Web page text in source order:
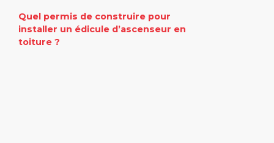
Quel permis de construire pour
installer un édicule d’ascenseur en
toiture ?